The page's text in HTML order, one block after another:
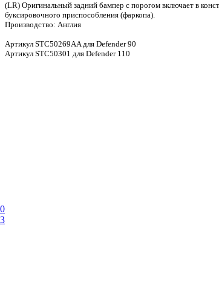
(LR) Оригинальный задний бампер с порогом включает в
буксировочного приспособления (фаркопа).
Производство: Англия
Артикул STC50269AA для Defender 90
Артикул STC50301 для Defender 110